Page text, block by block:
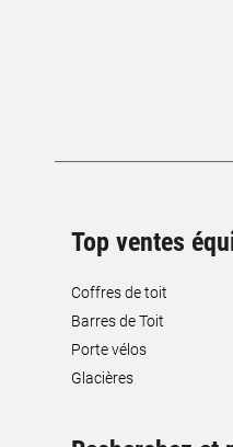
Top ventes
Coffres de toit
Barres de Toit
Porte vélos
Glacières